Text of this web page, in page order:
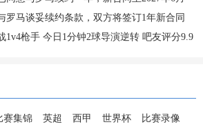
罗马谈妥续约条款，双方将签订1年新合同
1v4枪手 今日1分钟2球导演逆转 吧友评分9.9
赛集锦 英超 西甲 世界杯 比赛录像